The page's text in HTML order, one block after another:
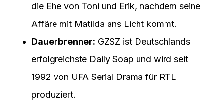
die Ehe von Toni und Erik, nachdem seine
Affäre mit Matilda ans Licht kommt.
Dauerbrenner: GZSZ ist Deutschlands
erfolgreichste Daily Soap und wird seit
1992 von UFA Serial Drama für RTL
produziert.